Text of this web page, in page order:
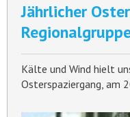
Jährlicher
Kälte und Wind hielt
Osterspaziergang, am